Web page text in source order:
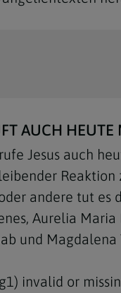
AUCH HEUTE
Jesus auch
andere tut es
Aurelia
und Magdalena
invalid or